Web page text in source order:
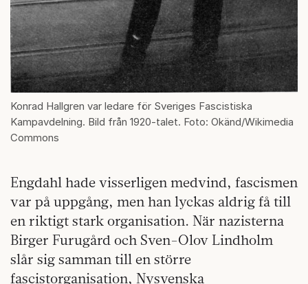
Konrad Hallgren var ledare för Sveriges Fascistiska
Kampavdelning. Bild från 1920-talet. Foto: Okänd/Wikimedia
Commons
Engdahl hade visserligen medvind, fascismen
var på uppgång, men han lyckas aldrig få till
en riktigt stark organisation. När nazisterna
Birger Furugård och Sven-Olov Lindholm
slår sig samman till en större
fascistorganisation, Nysvenska